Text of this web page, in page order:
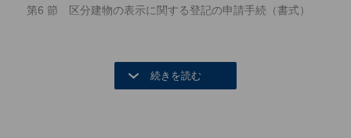
第6 節 区分建物の表示に関する登記の申請手続（書式）